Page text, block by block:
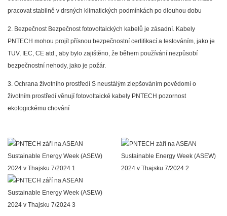
pracovat stabilně v drsných klimatických podmínkách po dlouhou dobu
2. Bezpečnost Bezpečnost fotovoltaických kabelů je zásadní. Kabely
PNTECH mohou projít přísnou bezpečnostní certifikací a testováním, jako je
TUV, IEC, CE atd., aby bylo zajištěno, že během používání nezpůsobí
bezpečnostní nehody, jako je požár.
3. Ochrana životního prostředí S neustálým zlepšováním povědomí o
životním prostředí věnují fotovoltaické kabely PNTECH pozornost
ekologickému chování